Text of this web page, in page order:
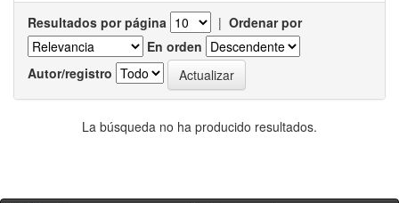
Resultados por página | Ordenar por
En orden
Autor/registro
La búsqueda no ha producido resultados.